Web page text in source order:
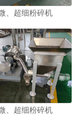
、超细粉碎机
、超细粉碎机